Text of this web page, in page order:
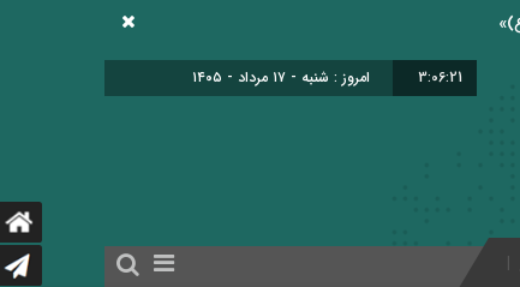
3:06:22 امروز : شنبه - ۱۷ مرداد - ۱۴۰۵